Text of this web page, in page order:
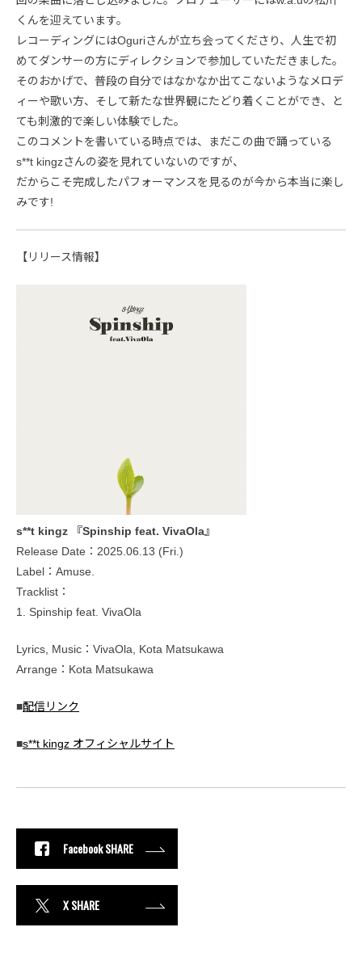
くんを迎えています。
レコーディングにはOguriさんが立ち会ってくださり、人生で初
めてダンサーの方にディレクションで参加していただきました。
そのおかげで、普段の自分ではなかなか出てこないようなメロデ
ィーや歌い方、そして新たな世界観にたどり着くことができ、と
ても刺激的で楽しい体験でした。
このコメントを書いている時点では、まだこの曲で踊っている
s**t kingzさんの姿を見れていないのですが、
だからこそ完成したパフォーマンスを見るのが今から本当に楽し
みです!
【リリース情報】
s**t kingz 『Spinship feat. VivaOla』
Release Date：2025.06.13 (Fri.)
Label：Amuse.
Tracklist：
1. Spinship feat. VivaOla
Lyrics, Music：VivaOla, Kota Matsukawa
Arrange：Kota Matsukawa
■配信リンク
■s**t kingz オフィシャルサイト
Facebook SHARE
X SHARE